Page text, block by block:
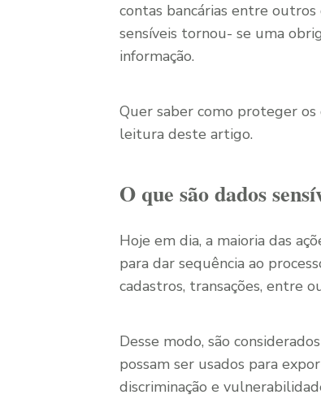
contas bancárias entre outros
sensíveis tornou- se uma
informação.
Quer saber como proteger os
leitura deste artigo.
O que são dados
Hoje em dia, a maioria das
para dar sequência ao
cadastros, transações, entre
Desse modo, são
possam ser usados para
discriminação e